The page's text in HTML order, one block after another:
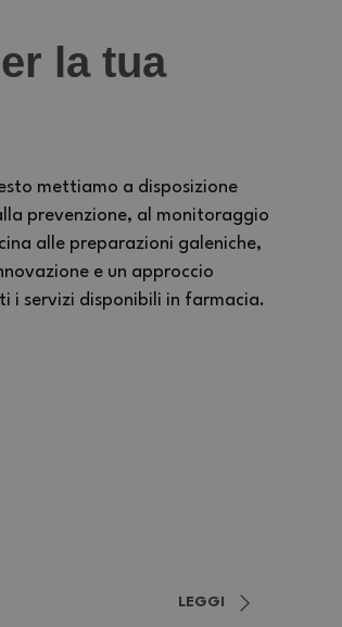
la tua
mettiamo a disposizione
prevenzione, al monitoraggio
alle preparazioni galeniche,
e un approccio
i servizi disponibili in farmacia.
LEGGI